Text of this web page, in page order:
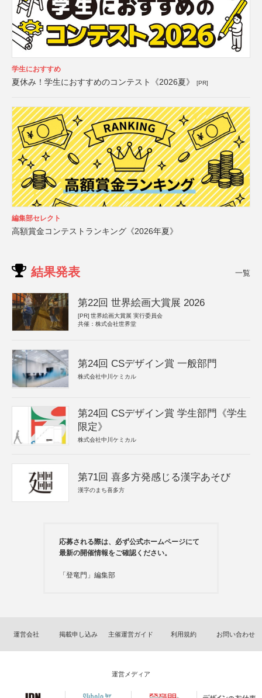
学生におすすめ
夏休み！学生におすすめのコンテスト《2026夏》 [PR]
編集部セレクト
高額賞金コンテストランキング《2026年夏》
結果発表 一覧
第22回 世界絵画大賞展 2026
[PR] 世界絵画大賞展 実行委員会
共催：株式会社世界堂
第24回 CSデザイン賞 一般部門
株式会社中川ケミカル
第24回 CSデザイン賞 学生部門《学生
限定》
株式会社中川ケミカル
第71回 喜多方発感じる漢字あそび
漢字のまち喜多方
応募される際は、必ず公式ホームページにて
最新の開催情報をご確認ください。
「登竜門」編集部
運営会社 掲載申し込み 主催運営ガイド 利用規約 お問い合わせ
運営メディア